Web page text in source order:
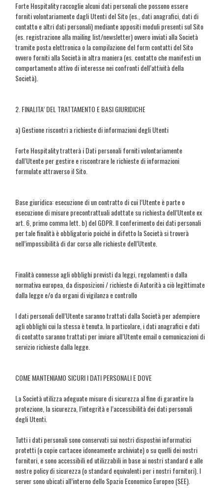
Forte Hospitality raccoglie alcuni dati personali che possono essere
forniti volontariamente dagli Utenti del Sito (es., dati anagrafici, dati di
contatto e altri dati personali) mediante appositi moduli presenti sul Sito
(es. registrazione alla mailing list/newsletter) ovvero inviati alla Società
tramite posta elettronica o la compilazione del form contatti del Sito
ovvero forniti alla Società in altra maniera (es. contatto che manifesti un
comportamento attivo di interesse nei confronti dell’attività della
Società).
2. FINALITA’ DEL TRATTAMENTO E BASI GIURIDICHE
a) Gestione riscontri a richieste di informazioni degli Utenti
Forte Hospitality tratterà i Dati personali forniti volontariamente
dall’Utente per gestire e riscontrare le richieste di informazioni
formulate attraverso il Sito.
Base giuridica: esecuzione di un contratto di cui l’Utente è parte o
esecuzione di misure precontrattuali adottate su richiesta dell’Utente ex
art. 6, primo comma lett. b) del GDPR. Il conferimento dei dati personali
per tale finalità è obbligatorio poiché in difetto la Società si troverà
nell’impossibilità di dar corso alle richieste dell’Utente.
Finalità connesse agli obblighi previsti da leggi, regolamenti o dalla
normativa europea, da disposizioni / richieste di Autorità a ciò legittimate
dalla legge e/o da organi di vigilanza e controllo
I dati personali dell’Utente saranno trattati dalla Società per adempiere
agli obblighi cui la stessa è tenuta. In particolare, i dati anagrafici e dati
di contatto saranno trattati per inviare all’Utente email o comunicazioni di
servizio richieste dalla legge.
COME MANTENIAMO SICURI I DATI PERSONALI E DOVE
La Società utilizza adeguate misure di sicurezza al fine di garantire la
protezione, la sicurezza, l’integrità e l’accessibilità dei dati personali
degli Utenti.
Tutti i dati personali sono conservati sui nostri dispostivi informatici
protetti (o copie cartacee idoneamente archiviate) o su quelli dei nostri
fornitori, e sono accessibili ed utilizzabili in base ai nostri standard e alle
nostre policy di sicurezza (o standard equivalenti per i nostri fornitori). I
server sono ubicati all’interno dello Spazio Economico Europeo (SEE).